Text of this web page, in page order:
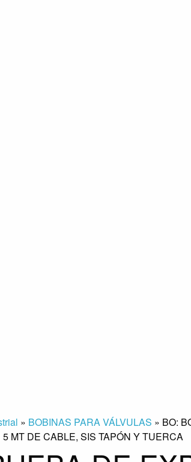
» BOBINAS PARA VÁLVULAS » BO:
MT DE CABLE, SIS TAPÓN Y TUERCA